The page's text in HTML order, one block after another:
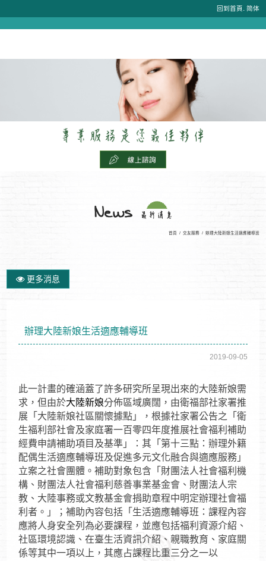
回到首頁. 简体
首頁 / 交友服務 / 辦理大陸新娘生活適應輔導班
更多消息
辦理大陸新娘生活適應輔導班
2019-09-05
此一計畫的確涵蓋了許多研究所呈現出來的大陸新娘需
求，但由於大陸新娘分佈區域廣闊，由衛福部社家署推
展「大陸新娘社區關懷據點」，根據社家署公告之「衛
生福利部社會及家庭署一百零四年度推展社會福利補助
經費申請補助項目及基準」：其「第十三點：辦理外籍
配偶生活適應輔導班及促進多元文化融合與適應服務」
立案之社會團體。補助對象包含「財團法人社會福利機
構、財團法人社會福利慈善事業基金會、財團法人宗
教、大陸事務或文教基金會捐助章程中明定辦理社會福
利者。」；補助內容包括「生活適應輔導班：課程內容
應將人身安全列為必要課程，並應包括福利資源介紹、
社區環境認識、在臺生活資訊介紹、親職教育、家庭關
係等其中一項以上，其應占課程比重三分之一以